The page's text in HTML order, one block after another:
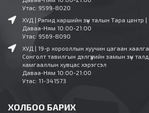
Утас: 9599-8020
ХУД | Рапид харшийн зүүн талын Тара центр
Даваа-Ням 10:00-21:00
Утас: 9569-8090
ХУД | 19-р хорооллын хуучин цагаан
Сонголт тавилгын дэлгүүрийн замын зүүн
хамгааллын хувцас хэрэгсэл
Даваа-Ням 10:00-21:00
Утас: 11-341573
ХОЛБОО БАРИХ